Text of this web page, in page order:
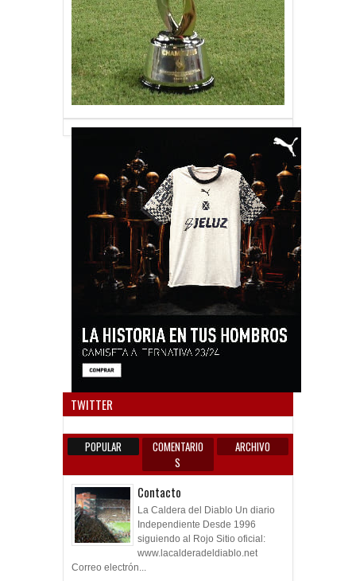
TWITTER
POPULAR
COMENTARIO
S
ARCHIVO
Contacto
La Caldera del Diablo Un diario
Independiente Desde 1996
siguiendo al Rojo Sitio oficial:
www.lacalderadeldiablo.net
Correo electrón...